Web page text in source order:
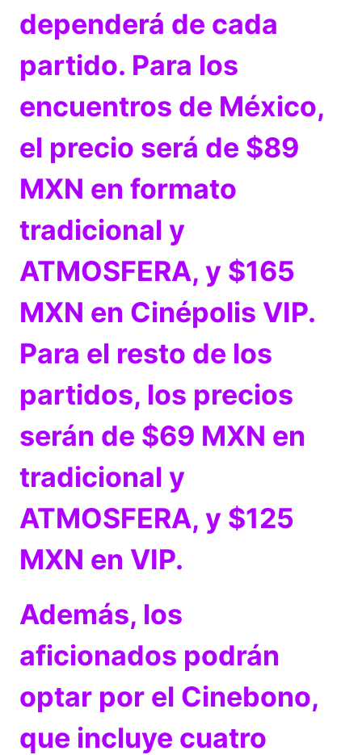
dependerá de cada
partido. Para los
encuentros de México,
el precio será de $89
MXN en formato
tradicional y
ATMOSFERA, y $165
MXN en Cinépolis VIP.
Para el resto de los
partidos, los precios
serán de $69 MXN en
tradicional y
ATMOSFERA, y $125
MXN en VIP.
Además, los
aficionados podrán
optar por el Cinebono,
que incluye cuatro